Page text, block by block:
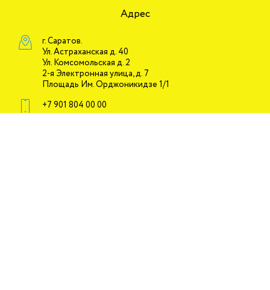
Адрес
г. Саратов.
Ул. Астраханская д. 40
Ул. Комсомольская д. 2
2-я Электронная улица, д. 7
Площадь Им. Орджоникидзе 1/1
+7 901 804 00 00